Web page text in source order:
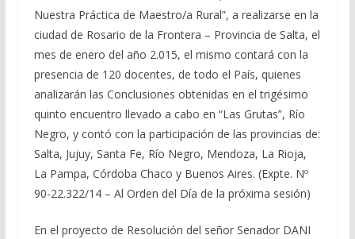
Nuestra Práctica de Maestro/a Rural”, a realizarse en la
ciudad de Rosario de la Frontera – Provincia de Salta, el
mes de enero del año 2.015, el mismo contará con la
presencia de 120 docentes, de todo el País, quienes
analizarán las Conclusiones obtenidas en el trigésimo
quinto encuentro llevado a cabo en “Las Grutas”, Río
Negro, y contó con la participación de las provincias de:
Salta, Jujuy, Santa Fe, Río Negro, Mendoza, La Rioja,
La Pampa, Córdoba Chaco y Buenos Aires. (Expte. Nº
90-22.322/14 – Al Orden del Día de la próxima sesión)
En el proyecto de Resolución del señor Senador DANI